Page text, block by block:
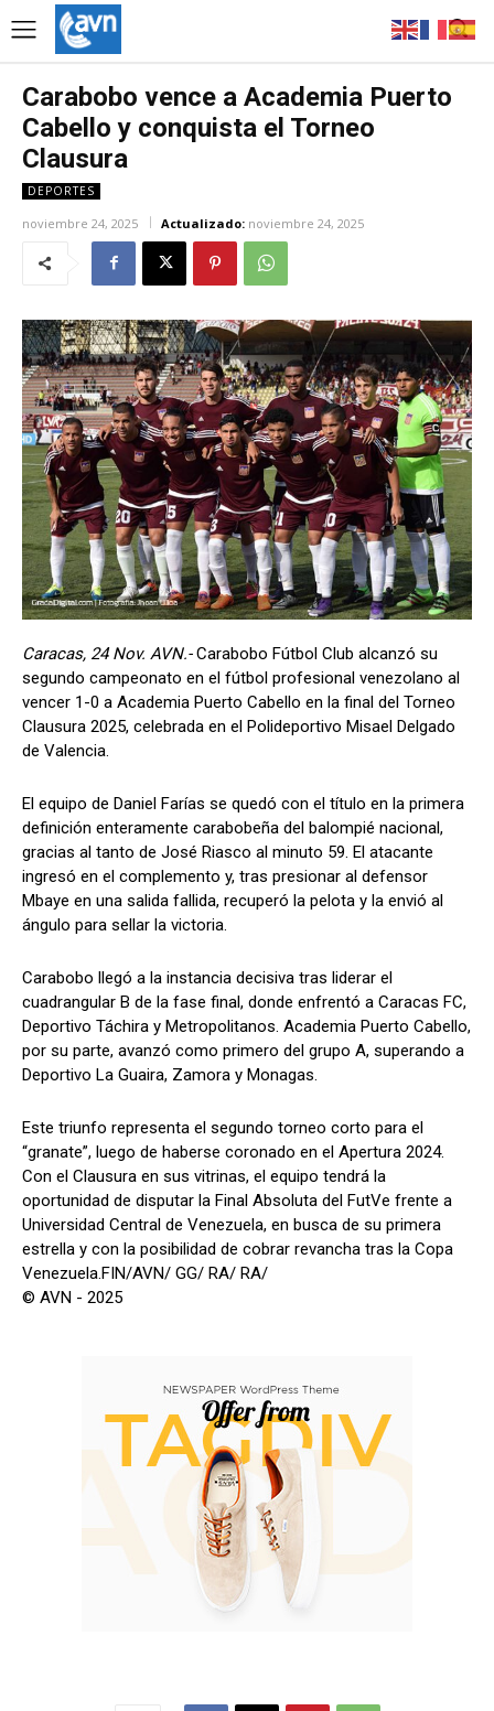
Carabobo vence a Academia Puerto
Cabello y conquista el Torneo
Clausura
DEPORTES
noviembre 24, 2025 Actualizado: noviembre 24, 2025
Caracas, 24 Nov. AVN.-Carabobo Fútbol Club alcanzó su
segundo campeonato en el fútbol profesional venezolano al
vencer 1-0 a Academia Puerto Cabello en la final del Torneo
Clausura 2025, celebrada en el Polideportivo Misael Delgado
de Valencia.
El equipo de Daniel Farías se quedó con el título en la primera
definición enteramente carabobeña del balompié nacional,
gracias al tanto de José Riasco al minuto 59. El atacante
ingresó en el complemento y, tras presionar al defensor
Mbaye en una salida fallida, recuperó la pelota y la envió al
ángulo para sellar la victoria.
Carabobo llegó a la instancia decisiva tras liderar el
cuadrangular B de la fase final, donde enfrentó a Caracas FC,
Deportivo Táchira y Metropolitanos. Academia Puerto Cabello,
por su parte, avanzó como primero del grupo A, superando a
Deportivo La Guaira, Zamora y Monagas.
Este triunfo representa el segundo torneo corto para el
“granate”, luego de haberse coronado en el Apertura 2024.
Con el Clausura en sus vitrinas, el equipo tendrá la
oportunidad de disputar la Final Absoluta del FutVe frente a
Universidad Central de Venezuela, en busca de su primera
estrella y con la posibilidad de cobrar revancha tras la Copa
Venezuela.FIN/AVN/ GG/ RA/ RA/
© AVN - 2025